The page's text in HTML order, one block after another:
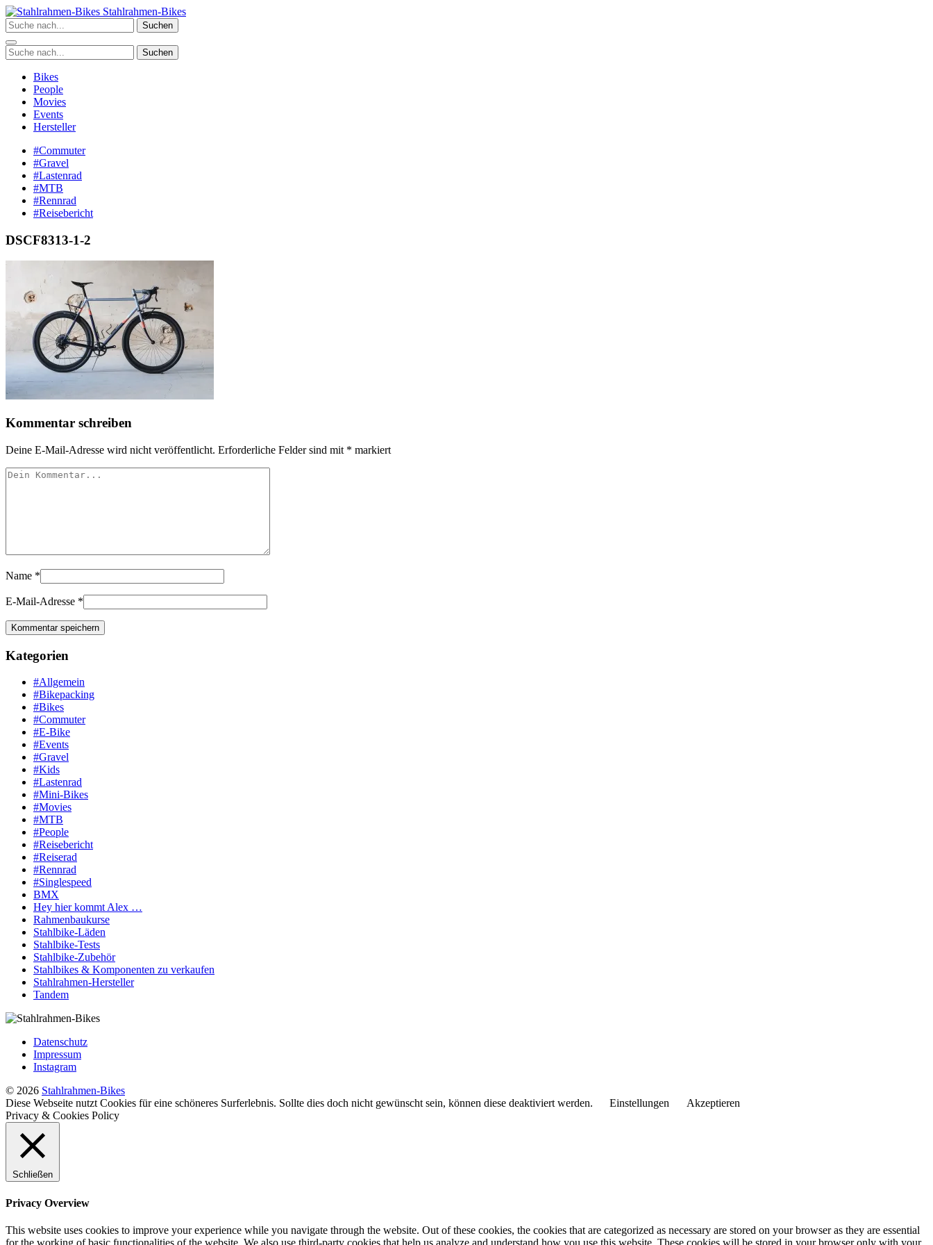
Zum
Inhalt
springen
Stahlrahmen-Bikes
Suchen
Suchen
Bikes
People
Movies
Events
Hersteller
#Commuter
#Gravel
#Lastenrad
#MTB
#Rennrad
#Reisebericht
DSCF8313-1-2
Kommentar schreiben
Deine E-Mail-Adresse wird nicht veröffentlicht. Erforderliche Felder sind mit * markiert
Name *
E-Mail-Adresse *
Kategorien
#Allgemein
#Bikepacking
#Bikes
#Commuter
#E-Bike
#Events
#Gravel
#Kids
#Lastenrad
#Mini-Bikes
#Movies
#MTB
#People
#Reisebericht
#Reiserad
#Rennrad
#Singlespeed
BMX
Hey hier kommt Alex …
Rahmenbaukurse
Stahlbike-Läden
Stahlbike-Tests
Stahlbike-Zubehör
Stahlbikes & Komponenten zu verkaufen
Stahlrahmen-Hersteller
Tandem
Datenschutz
Impressum
Instagram
© 2026 Stahlrahmen-Bikes
Diese Webseite nutzt Cookies für eine schöneres Surferlebnis. Sollte dies doch nicht gewünscht sein, können diese deaktiviert werden.
Einstellungen
Akzeptieren
Privacy & Cookies Policy
Schließen
Privacy Overview
This website uses cookies to improve your experience while you navigate through the website. Out of these cookies, the cookies that are categorized as necessary are stored on your browser as they are essential
for the working of basic functionalities of the website. We also use third-party cookies that help us analyze and understand how you use this website. These cookies will be stored in your browser only with your